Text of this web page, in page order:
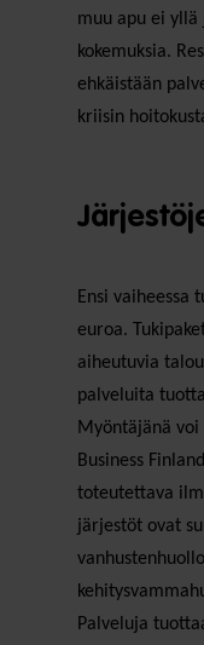
muu apu ei yllä
kokemuksia.
ehkäistään
kriisin
Ensi vaiheessa
euroa.
aiheutuvia
palveluita
Myöntäjänä
Business
toteutettava
järjestöt ovat
Palveluja